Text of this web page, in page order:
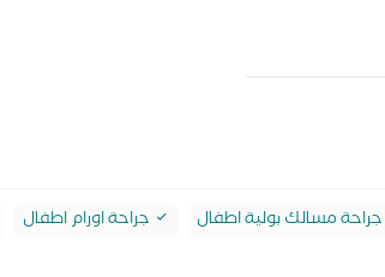
جراحة مسالك بولية اطفال جراحة اورام اطفال